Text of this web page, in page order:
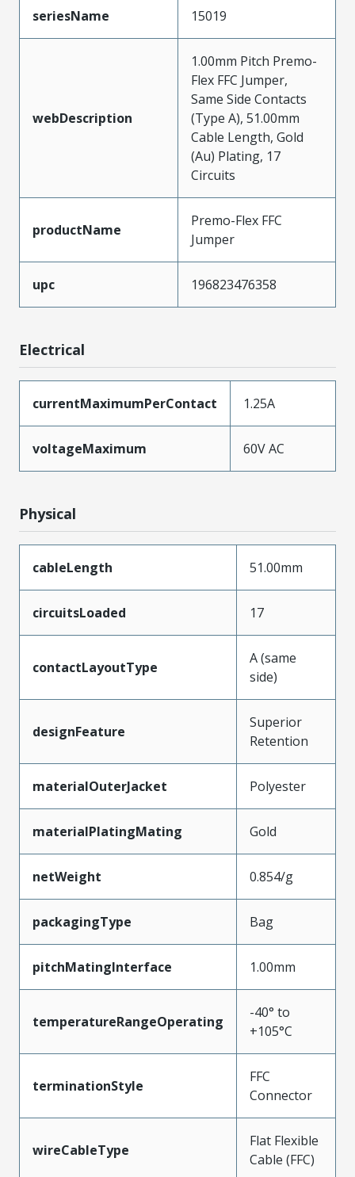
seriesName 15019
webDescription
1.00mm Pitch Premo-
Flex FFC Jumper,
Same Side Contacts
(Type A), 51.00mm
Cable Length, Gold
(Au) Plating, 17
Circuits
productName
Premo-Flex FFC
Jumper
upc 196823476358
Electrical
currentMaximumPerContact 1.25A
voltageMaximum 60V AC
Physical
cableLength 51.00mm
circuitsLoaded 17
contactLayoutType
A (same
side)
designFeature
Superior
Retention
materialOuterJacket Polyester
materialPlatingMating Gold
netWeight 0.854/g
packagingType Bag
pitchMatingInterface 1.00mm
temperatureRangeOperating
-40° to
+105°C
terminationStyle
FFC
Connector
wireCableType
Flat Flexible
Cable (FFC)